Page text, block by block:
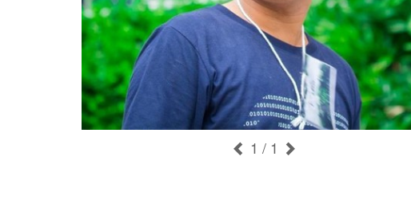
1 / 1